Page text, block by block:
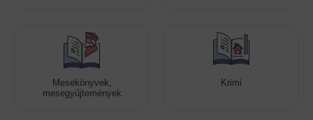
Mesekönyvek,
mesegyűjtemények
Krimi